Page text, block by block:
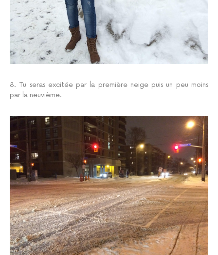
8. Tu seras excitée par la première neige puis un peu moins
par la neuvième.